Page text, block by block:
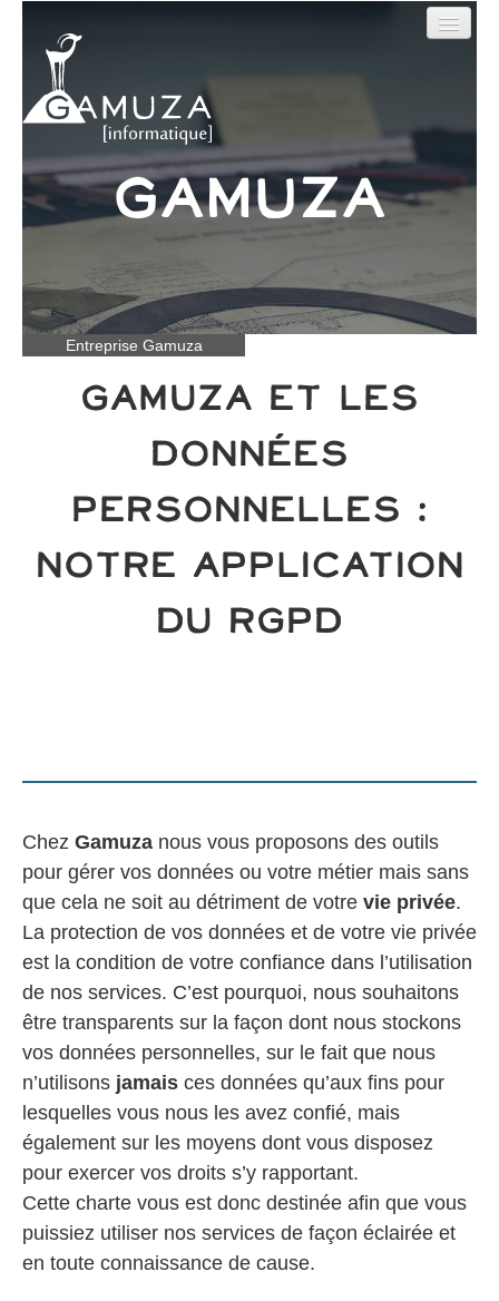
Gamuza
Sites web
Nos Réalisations
Qui sommes-nous ?
Contact
Entreprise Gamuza
Gamuza et les
données
personnelles :
notre application
du RGPD
Chez Gamuza nous vous proposons des outils
pour gérer vos données ou votre métier mais sans
que cela ne soit au détriment de votre vie privée.
La protection de vos données et de votre vie privée
est la condition de votre confiance dans l’utilisation
de nos services. C’est pourquoi, nous souhaitons
être transparents sur la façon dont nous stockons
vos données personnelles, sur le fait que nous
n’utilisons jamais ces données qu’aux fins pour
lesquelles vous nous les avez confié, mais
également sur les moyens dont vous disposez
pour exercer vos droits s’y rapportant.
Cette charte vous est donc destinée afin que vous
puissiez utiliser nos services de façon éclairée et
en toute connaissance de cause.